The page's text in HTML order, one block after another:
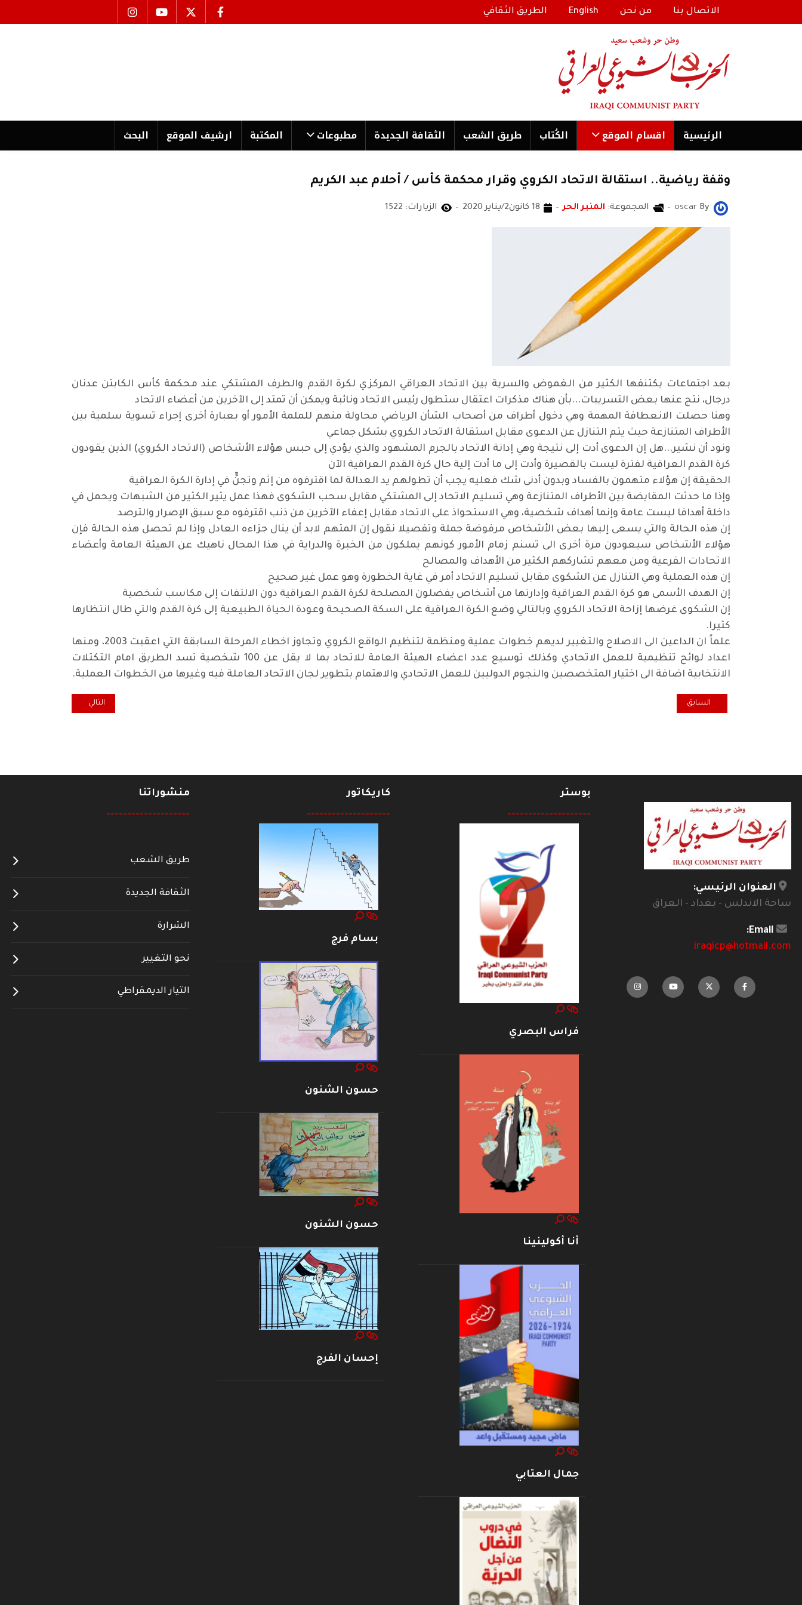
الاتصال بنا من نحن English الطريق الثقافي
الرئیسية اقسام الموقع الكُتاب طریق الشعب الثقافة الجدیدة مطبوعات المكتبة ارشیف الموقع البحث
وقفة رياضية.. استقالة الاتحاد الكروي وقرار محكمة كأس / أحلام عبد الكريم
By
oscar المجموعة: المنبر الحر 18 كانون2/يناير 2020 الزيارات: 1522
بعد اجتماعات يكتنفها الكثير من الغموض والسرية بين الاتحاد العراقي المركزي لكرة القدم والطرف المشتكي عند محكمة كأس الكابتن عدنان
درجال، نتج عنها بعض التسريبات...بأن هناك مذكرات اعتقال ستطول رئيس الاتحاد ونائبة ويمكن أن تمتد إلى الآخرين من أعضاء الاتحاد
وهنا حصلت الانعطافة المهمة وهي دخول أطراف من أصحاب الشأن الرياضي محاولة منهم للملمة الأمور أو بعبارة أخرى إجراء تسوية سلمية بين
الأطراف المتنازعة حيث يتم التنازل عن الدعوى مقابل استقالة الاتحاد الكروي بشكل جماعي
ونود أن نشير...هل إن الدعوى أدت إلى نتيجة وهي إدانة الاتحاد بالجرم المشهود والذي يؤدي إلى حبس هؤلاء الأشخاص (الاتحاد الكروي) الذين يقودون
كرة القدم العراقية لفترة ليست بالقصيرة وأدت إلى ما أدت إلية حال كرة القدم العراقية الآن
الحقيقة إن هؤلاء متهمون بالفساد وبدون أدنى شك فعليه يجب أن تطولهم يد العدالة لما اقترفوه من إثم وتجنٍّ في إدارة الكرة العراقية
وإذا ما حدثت المقايضة بين الأطراف المتنازعة وهي تسليم الاتحاد إلى المشتكي مقابل سحب الشكوى فهذا عمل يثير الكثير من الشبهات ويحمل في
داخلة أهدافا ليست عامة وإنما أهداف شخصية، وهي الاستحواذ على الاتحاد مقابل إعفاء الآخرين من ذنب اقترفوه مع سبق الإصرار والترصد
إن هذه الحالة والتي يسعى إليها بعض الأشخاص مرفوضة جملة وتفصيلا نقول إن المتهم لابد أن ينال جزاءه العادل وإذا لم تحصل هذه الحالة فإن
هؤلاء الأشخاص سيعودون مرة أخرى الى تسنم زمام الأمور كونهم يملكون من الخبرة والدراية في هذا المجال ناهيك عن الهيئة العامة وأعضاء
الاتحادات الفرعية ومن معهم تشاركهم الكثير من الأهداف والمصالح
إن هذه العملية وهي التنازل عن الشكوى مقابل تسليم الاتحاد أمر في غاية الخطورة وهو عمل غير صحيح
إن الهدف الأسمى هو كرة القدم العراقية وإدارتها من أشخاص يفضلون المصلحة لكرة القدم العراقية دون الالتفات إلى مكاسب شخصية
إن الشكوى غرضها إزاحة الاتحاد الكروي وبالتالي وضع الكرة العراقية على السكة الصحيحة وعودة الحياة الطبيعية إلى كرة القدم والتي طال انتظارها
كثيرا.
علماً ان الداعين الى الاصلاح والتغيير لديهم خطوات عملية ومنظمة لتنظيم الواقع الكروي وتجاوز اخطاء المرحلة السابقة التي اعقبت 2003، ومنها
اعداد لوائح تنظيمية للعمل الاتحادي وكذلك توسيع عدد اعضاء الهيئة العامة للاتحاد بما لا يقل عن 100 شخصية تسد الطريق امام التكتلات
الانتخابية اضافة الى اختيار المتخصصين والنجوم الدوليين للعمل الاتحادي والاهتمام بتطوير لجان الاتحاد العاملة فيه وغيرها من الخطوات العملية.
المقال السابق: الاغتيال والاختطاف والاعتقال والترهيب لن يمنع عملية التغيير أبدا
السابق المقال التالي: بعض فوائد
التالي
العنوان الرئيسي:
ساحة الاندلس - بغداد - العراق
Email:
iraqicp@hotmail.com
بوستر
--------------------
فراس البصري
أنا أكولينينا
جمال العتابي
كاريكاتور
--------------------
بسام فرج
حسون الشنون
حسون الشنون
إحسان الفرج
منشوراتنا
--------------------
طريق الشعب
الثقافة الجديدة
الشرارة
نحو التغيير
التيار الديمقراطي